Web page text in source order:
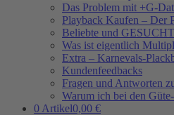
Das Problem mit +G-
Playback Kaufen – Der
Beliebte und
Was ist eigentlich
Extra – Karnevals-
Kundenfeedbacks
Fragen und Antworten
Warum ich bei den
0 Artikel0,00 €